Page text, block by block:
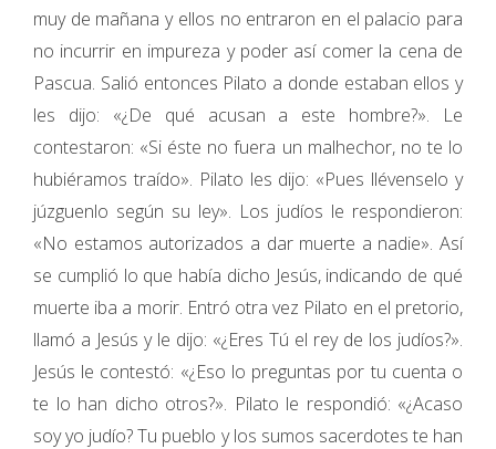
muy de mañana y ellos no entraron en el palacio para
no incurrir en impureza y poder así comer la cena de
Pascua. Salió entonces Pilato a donde estaban ellos y
les dijo: «¿De qué acusan a este hombre?». Le
contestaron: «Si éste no fuera un malhechor, no te lo
hubiéramos traído». Pilato les dijo: «Pues llévenselo y
júzguenlo según su ley». Los judíos le respondieron:
«No estamos autorizados a dar muerte a nadie». Así
se cumplió lo que había dicho Jesús, indicando de qué
muerte iba a morir. Entró otra vez Pilato en el pretorio,
llamó a Jesús y le dijo: «¿Eres Tú el rey de los judíos?».
Jesús le contestó: «¿Eso lo preguntas por tu cuenta o
te lo han dicho otros?». Pilato le respondió: «¿Acaso
soy yo judío? Tu pueblo y los sumos sacerdotes te han